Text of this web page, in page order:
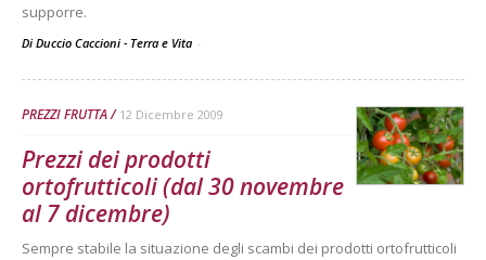
supporre.
Di Duccio Caccioni - Terra e Vita -
PREZZI FRUTTA 12 Dicembre 2009
Prezzi dei prodotti
ortofrutticoli (dal 30 novembre
al 7 dicembre)
Sempre stabile la situazione degli scambi dei prodotti ortofrutticoli